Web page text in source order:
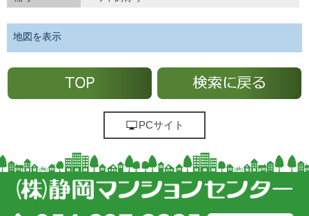
地図を表示
PCサイト